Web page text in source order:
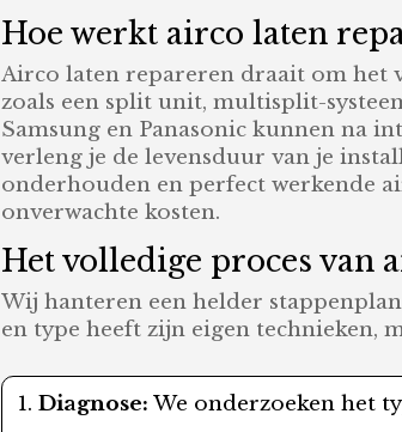
Hoe werkt airco laten
Airco laten repareren draait om het
zoals een split unit, multisplit-
Samsung en Panasonic kunnen na
verleng je de levensduur van je
onderhouden en perfect werkende
onverwachte kosten.
Het volledige proces van
Wij hanteren een helder
en type heeft zijn eigen technieken,
Diagnose: We onderzoeken het